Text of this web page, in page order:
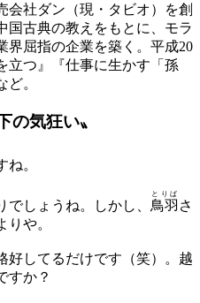
会社ダン（現・タビオ）を創
国古典の教えをもとに、モラ
界屈指の企業を築く。平成20
立つ』『仕事に生かす「孫
。
の気狂い〟
ね。
しょうね。しかし、 鳥羽
とりば
さ
や。
してるだけです（笑）。越
すか？